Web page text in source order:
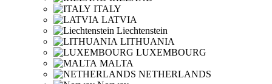
ITALY
LATVIA
Liechtenstein
LITHUANIA
LUXEMBOURG
MALTA
NETHERLANDS